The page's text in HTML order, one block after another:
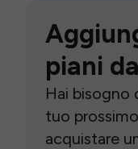
piani
Hai bisogno
tuo
acquistare